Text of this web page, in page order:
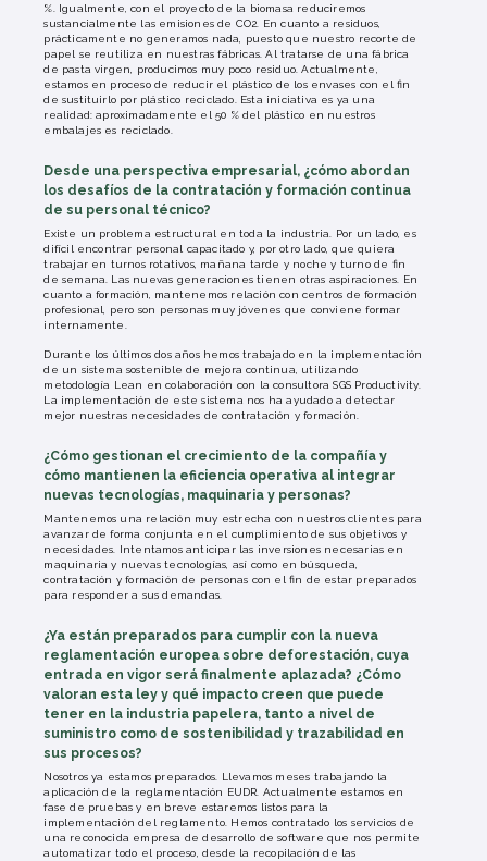
%. Igualmente, con el proyecto de la biomasa reduciremos
sustancialmente las emisiones de CO2. En cuanto a residuos,
prácticamente no generamos nada, puesto que nuestro recorte de
papel se reutiliza en nuestras fábricas. Al tratarse de una fábrica
de pasta virgen, producimos muy poco residuo. Actualmente,
estamos en proceso de reducir el plástico de los envases con el fin
de sustituirlo por plástico reciclado. Esta iniciativa es ya una
realidad: aproximadamente el 50 % del plástico en nuestros
embalajes es reciclado.
Desde una perspectiva empresarial, ¿cómo abordan
los desafíos de la contratación y formación continua
de su personal técnico?
Existe un problema estructural en toda la industria. Por un lado, es
difícil encontrar personal capacitado y, por otro lado, que quiera
trabajar en turnos rotativos, mañana tarde y noche y turno de fin
de semana. Las nuevas generaciones tienen otras aspiraciones. En
cuanto a formación, mantenemos relación con centros de formación
profesional, pero son personas muy jóvenes que conviene formar
internamente.
Durante los últimos dos años hemos trabajado en la implementación
de un sistema sostenible de mejora continua, utilizando
metodología Lean en colaboración con la consultora SGS Productivity.
La implementación de este sistema nos ha ayudado a detectar
mejor nuestras necesidades de contratación y formación.
¿Cómo gestionan el crecimiento de la compañía y
cómo mantienen la eficiencia operativa al integrar
nuevas tecnologías, maquinaria y personas?
Mantenemos una relación muy estrecha con nuestros clientes para
avanzar de forma conjunta en el cumplimiento de sus objetivos y
necesidades. Intentamos anticipar las inversiones necesarias en
maquinaria y nuevas tecnologías, así como en búsqueda,
contratación y formación de personas con el fin de estar preparados
para responder a sus demandas.
¿Ya están preparados para cumplir con la nueva
reglamentación europea sobre deforestación, cuya
entrada en vigor será finalmente aplazada? ¿Cómo
valoran esta ley y qué impacto creen que puede
tener en la industria papelera, tanto a nivel de
suministro como de sostenibilidad y trazabilidad en
sus procesos?
Nosotros ya estamos preparados. Llevamos meses trabajando la
aplicación de la reglamentación EUDR. Actualmente estamos en
fase de pruebas y en breve estaremos listos para la
implementación del reglamento. Hemos contratado los servicios de
una reconocida empresa de desarrollo de software que nos permite
automatizar todo el proceso, desde la recopilación de las